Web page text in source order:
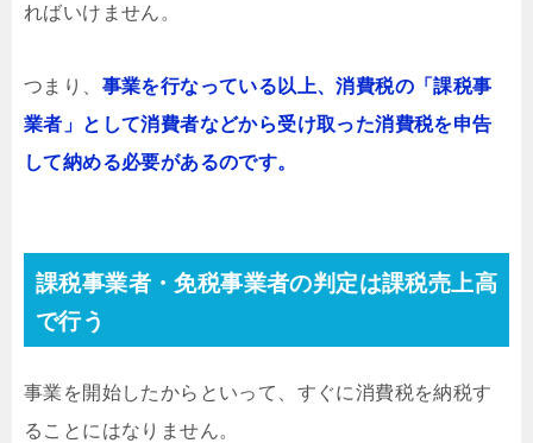
ればいけません。
つまり、 事業を行なっている以上、消費税の「課税事
業者」として消費者などから受け取った消費税を申告
して納める必要があるのです。
課税事業者・免税事業者の判定は課税売上高
で行う
事業を開始したからといって、すぐに消費税を納税す
ることにはなりません。